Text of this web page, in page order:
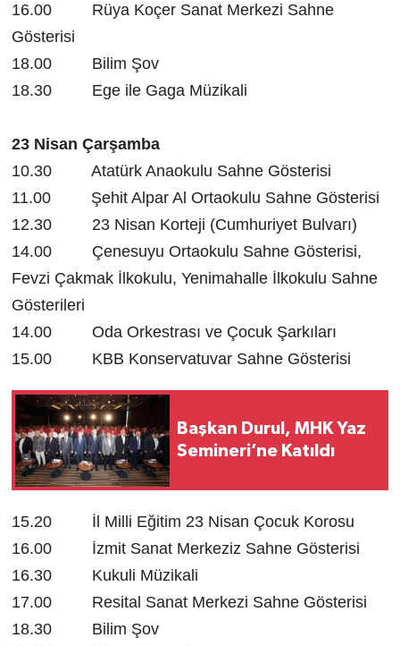
16.00 Rüya Koçer Sanat Merkezi Sahne
Gösterisi
18.00 Bilim Şov
18.30 Ege ile Gaga Müzikali
23 Nisan Çarşamba
10.30 Atatürk Anaokulu Sahne Gösterisi
11.00 Şehit Alpar Al Ortaokulu Sahne Gösterisi
12.30 23 Nisan Korteji (Cumhuriyet Bulvarı)
14.00 Çenesuyu Ortaokulu Sahne Gösterisi,
Fevzi Çakmak İlkokulu, Yenimahalle İlkokulu Sahne
Gösterileri
14.00 Oda Orkestrası ve Çocuk Şarkıları
15.00 KBB Konservatuvar Sahne Gösterisi
Başkan Durul, MHK Yaz
Semineri’ne Katıldı
15.20 İl Milli Eğitim 23 Nisan Çocuk Korosu
16.00 İzmit Sanat Merkeziz Sahne Gösterisi
16.30 Kukuli Müzikali
17.00 Resital Sanat Merkezi Sahne Gösterisi
18.30 Bilim Şov